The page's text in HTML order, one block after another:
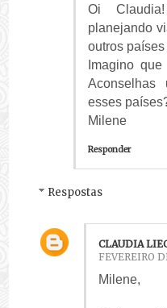
Oi
planejando
outros
Imagino
Aconselhas
esses
Milene
Responder
Respostas
CLAUDIA
FEVEREIRO
Milene,